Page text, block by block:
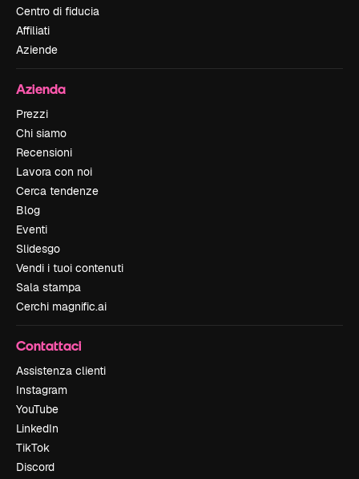
Centro di fiducia
Affiliati
Aziende
Azienda
Prezzi
Chi siamo
Recensioni
Lavora con noi
Cerca tendenze
Blog
Eventi
Slidesgo
Vendi i tuoi contenuti
Sala stampa
Cerchi magnific.ai
Contattaci
Assistenza clienti
Instagram
YouTube
LinkedIn
TikTok
Discord